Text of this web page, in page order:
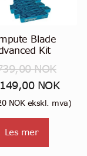
Blade
Kit
NOK
NOK.
NOK
pris
NOKekskl. mva)
Les mer